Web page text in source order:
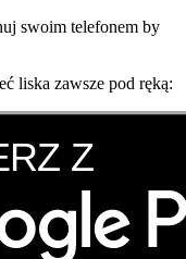
swoim telefonem by
liska zawsze pod ręką: